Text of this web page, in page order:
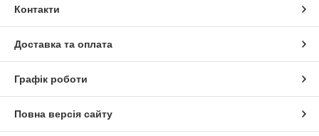
Контакти
Доставка та оплата
Графік роботи
Повна версія сайту